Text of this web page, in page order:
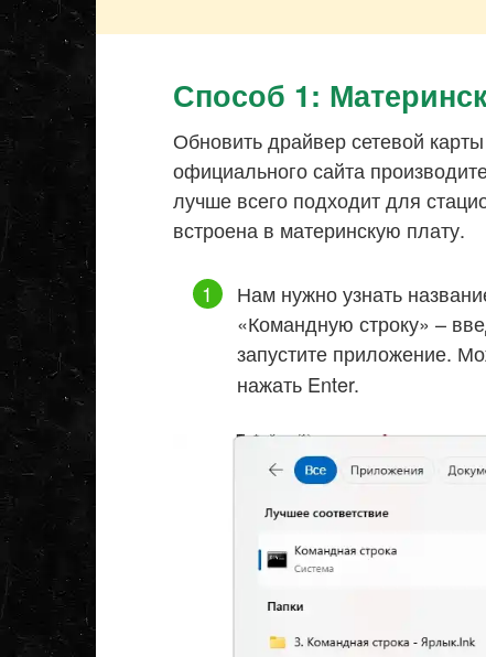
Способ 1:
Обновить драйвер сетевой
официального сайта
лучше всего подходит для
встроена в материнскую плату.
Нам нужно узнать
«Командную строку» –
запустите приложение.
нажать Enter.